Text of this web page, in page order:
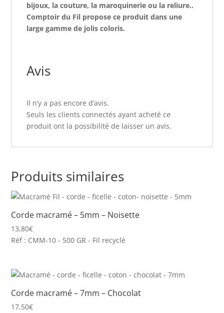
bijoux, la couture, la maroquinerie ou la reliure..
Comptoir du Fil propose ce produit dans une
large gamme de jolis coloris.
Avis
Il n’y a pas encore d’avis.
Seuls les clients connectés ayant acheté ce
produit ont la possibilité de laisser un avis.
Produits similaires
Corde macramé – 5mm – Noisette
13,80€
Réf : CMM-10 - 500 GR - Fil recyclé
Corde macramé – 7mm – Chocolat
17,50€